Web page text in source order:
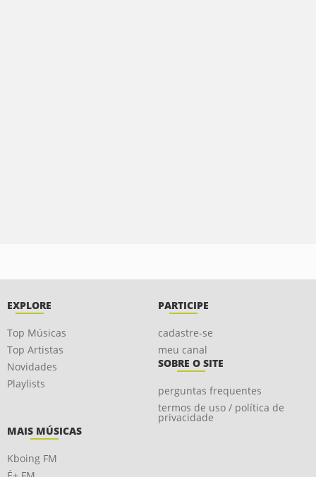
EXPLORE
Top Músicas
Top Artistas
Novidades
Playlists
PARTICIPE
cadastre-se
meu canal
SOBRE O SITE
perguntas frequentes
termos de uso / política de
privacidade
MAIS MÚSICAS
Kboing FM